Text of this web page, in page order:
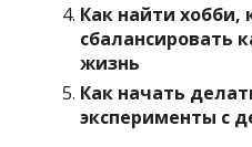
Как найти хобби,
сбалансировать
жизнь
Как начать
эксперименты с